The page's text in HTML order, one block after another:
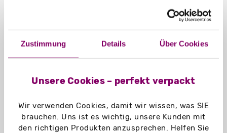
Zustimmung Details Über Cookies
Unsere Cookies – perfekt verpackt
Wir verwenden Cookies, damit wir wissen, was SIE
brauchen. Uns ist es wichtig, unsere Kunden mit
den richtigen Produkten anzusprechen. Helfen Sie
Kundenzufriedenheit zu erhöhen.
Wir von madika.de schauen uns die
Kundenbewertungen deshalb
immer genau an und sind dankbar
Verbesserungsvorschläge, durch
die wir uns weiter verbessern
können.